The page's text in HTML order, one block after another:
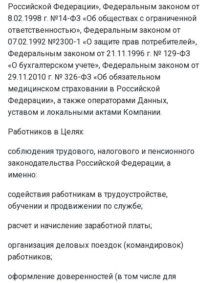
Российской Федерации», Федеральным законом от
8.02.1998 г. №14-ФЗ «Об обществах с ограниченной
ответственностью», Федеральным законом от
07.02.1992 №2300-1 «О защите прав потребителей»,
Федеральным законом от 21.11.1996 г. № 129-ФЗ
«О бухгалтерском учете», Федеральным законом от
29.11.2010 г. № 326-ФЗ «Об обязательном
медицинском страховании в Российской
Федерации», а также операторами Данных,
уставом и локальными актами Компании.
Работников в Целях: ­
соблюдения трудового, налогового и пенсионного
законодательства Российской Федерации, а
именно:
содействия работникам в трудоустройстве,
обучении и продвижении по службе;
расчет и начисление заработной платы;
организация деловых поездок (командировок)
работников;
оформление доверенностей (в том числе для